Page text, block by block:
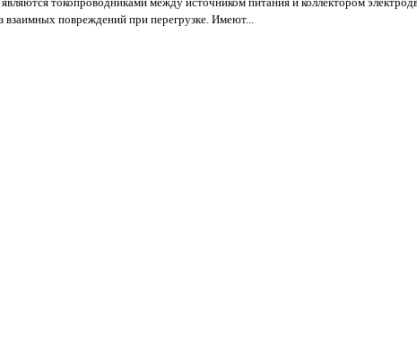
повреждений при перегрузке. Имеют...